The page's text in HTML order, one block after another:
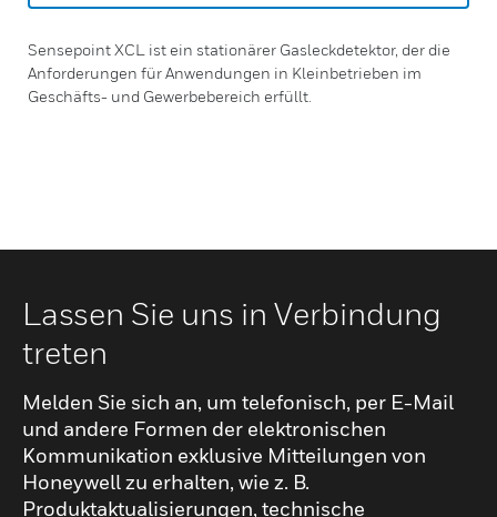
Sensepoint XCL ist ein stationärer Gasleckdetektor, der die
Anforderungen für Anwendungen in Kleinbetrieben im
Geschäfts- und Gewerbebereich erfüllt.
Lassen Sie uns in Verbindung
treten
Melden Sie sich an, um telefonisch, per E-Mail
und andere Formen der elektronischen
Kommunikation exklusive Mitteilungen von
Honeywell zu erhalten, wie z. B.
Produktaktualisierungen, technische